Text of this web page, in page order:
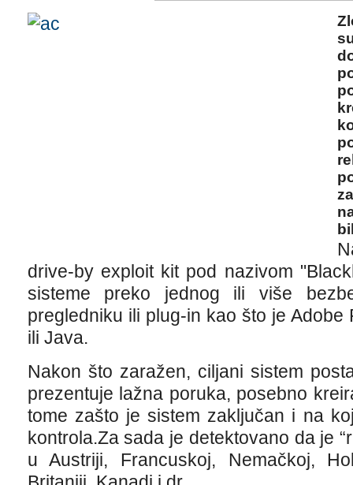
drive-by exploit kit pod nazivom
sisteme preko jednog ili više
pregledniku ili plug-in kao što je Adobe
ili Java.
Nakon što zaražen, ciljani sistem
prezentuje lažna poruka, posebno
tome zašto je sistem zaključan i na
kontrola.Za sada je detektovano da je
u Austriji, Francuskoj, Nemačkoj,